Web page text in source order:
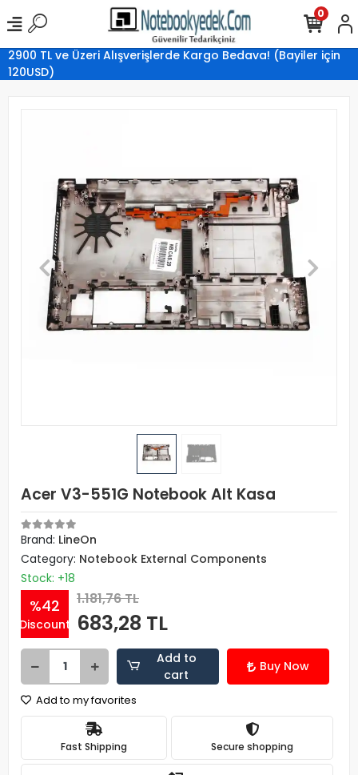
2900 TL ve Üzeri Alışverişlerde Kargo Bedava! (Bayiler için
120USD)
0
Acer V3-551G Notebook Alt Kasa
Brand: LineOn
Category: Notebook External Components
Stock: +18
%42
Discount
1.181,76 TL
683,28 TL
Add to
cart
Buy Now
Add to my favorites
Fast Shipping Secure shopping